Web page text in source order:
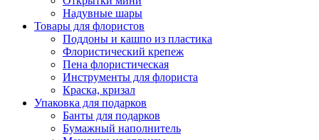
Надувные шары
Товары для флористов
Поддоны и кашпо из пластика
Флористический крепеж
Пена флористическая
Инструменты для флориста
Краска, кризал
Упаковка для подарков
Банты для подарков
Бумажный наполнитель